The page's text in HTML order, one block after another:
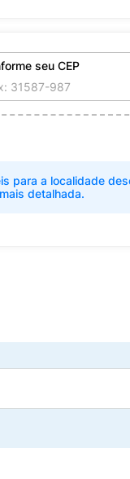
seu CEP
para a localidade
detalhada.